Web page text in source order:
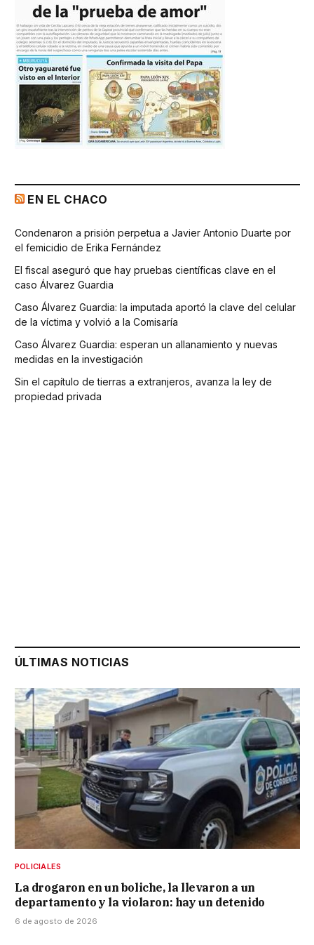
EN EL CHACO
Condenaron a prisión perpetua a Javier Antonio Duarte por
el femicidio de Erika Fernández
El fiscal aseguró que hay pruebas científicas clave en el
caso Álvarez Guardia
Caso Álvarez Guardia: la imputada aportó la clave del celular
de la víctima y volvió a la Comisaría
Caso Álvarez Guardia: esperan un allanamiento y nuevas
medidas en la investigación
Sin el capítulo de tierras a extranjeros, avanza la ley de
propiedad privada
ÚLTIMAS NOTICIAS
POLICIALES
La drogaron en un boliche, la llevaron a un
departamento y la violaron: hay un detenido
6 de agosto de 2026